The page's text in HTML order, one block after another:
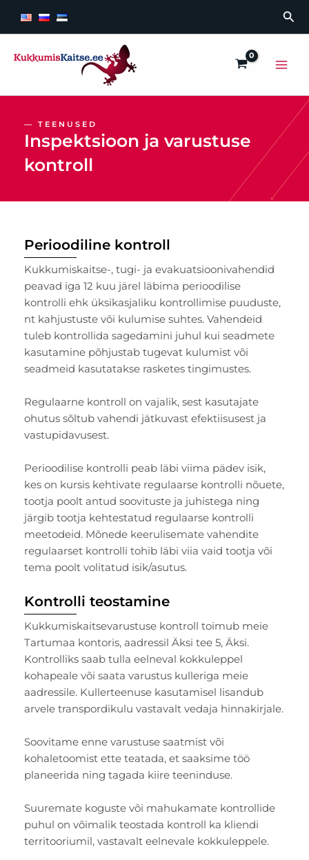
— TEENUSED
Inspektsioon ja varustuse
kontroll
Perioodiline kontroll
Kukkumiskaitse-, tugi- ja evakuatsioonivahendid
peavad iga 12 kuu järel läbima perioodilise
kontrolli ehk üksikasjaliku kontrollimise puuduste,
nt kahjustuste või kulumise suhtes. Vahendeid
tuleb kontrollida sagedamini juhul kui seadmete
kasutamine põhjustab tugevat kulumist või
seadmeid kasutatakse rasketes tingimustes.
Regulaarne kontroll on vajalik, sest kasutajate
ohutus sõltub vahendi jätkuvast efektiisusest ja
vastupidavusest.
Perioodilise kontrolli peab läbi viima pädev isik,
kes on kursis kehtivate regulaarse kontrolli nõuete,
tootja poolt antud soovituste ja juhistega ning
järgib tootja kehtestatud regulaarse kontrolli
meetodeid. Mõnede keerulisemate vahendite
regulaarset kontrolli tohib läbi viia vaid tootja või
tema poolt volitatud isik/asutus.
Kontrolli teostamine
Kukkumiskaitsevarustuse kontroll toimub meie
Tartumaa kontoris, aadressil Äksi tee 5, Äksi.
Kontrolliks saab tulla eelneval kokkuleppel
kohapeale või saata varustus kulleriga meie
aadressile. Kullerteenuse kasutamisel lisandub
arvele transpordikulu vastavalt vedaja hinnakirjale.
Soovitame enne varustuse saatmist või
kohaletoomist ette teatada, et saaksime töö
planeerida ning tagada kiire teeninduse.
Suuremate koguste või mahukamate kontrollide
puhul on võimalik teostada kontroll ka kliendi
territooriumil, vastavalt eelnevale kokkuleppele.